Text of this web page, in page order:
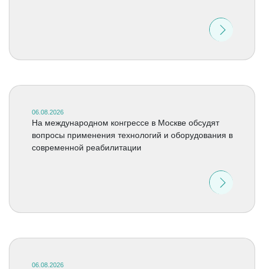
06.08.2026
На международном конгрессе в Москве обсудят
вопросы применения технологий и оборудования в
современной реабилитации
06.08.2026